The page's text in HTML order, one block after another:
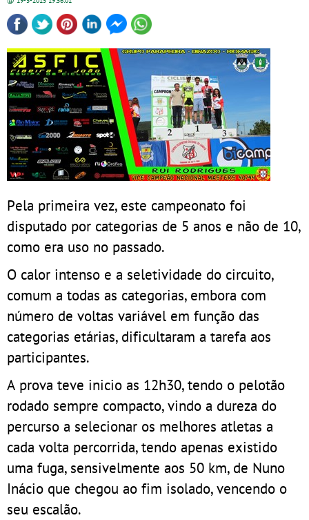
Pela primeira vez, este campeonato foi
disputado por categorias de 5 anos e não de 10,
como era uso no passado.
O calor intenso e a seletividade do circuito,
comum a todas as categorias, embora com
número de voltas variável em função das
categorias etárias, dificultaram a tarefa aos
participantes.
A prova teve inicio as 12h30, tendo o pelotão
rodado sempre compacto, vindo a dureza do
percurso a selecionar os melhores atletas a
cada volta percorrida, tendo apenas existido
uma fuga, sensivelmente aos 50 km, de Nuno
Inácio que chegou ao fim isolado, vencendo o
seu escalão.